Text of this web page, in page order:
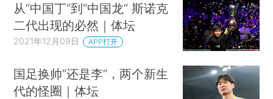
从“中国丁”到“中国龙” 斯诺克
二代出现的必然｜体坛
2021年12月09日 APP打开
国足换帅“还是李”，两个新生
代的怪圈｜体坛